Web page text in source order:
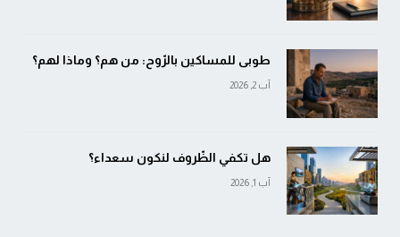
طوبى للمساكين بالرّوح: من هم؟ وماذا لهم؟
آب 2, 2026
هل تكفي الظّروف لنكون سعداء؟
آب 1, 2026